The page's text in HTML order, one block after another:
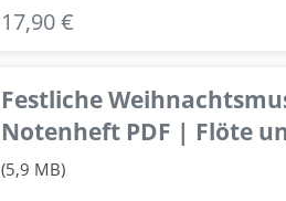
17,90 €
Festliche
Notenheft PDF | Flöte
(5,9 MB)